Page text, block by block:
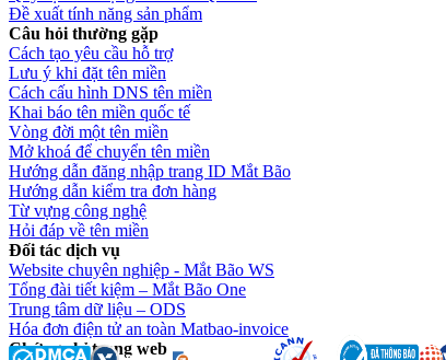
Đề xuất tính năng sản phẩm
Câu hỏi thường gặp
Cách tạo yêu cầu hỗ trợ
Lưu ý khi đặt tên miền
Cách cấu hình DNS tên miền
Khai báo tên miền quốc tế
Vòng đời một tên miền
Mở khoá để chuyển tên miền
Hướng dẫn đăng nhập trang ID Mắt Bão
Hướng dẫn kiểm tra đơn hàng
Từ vựng công nghệ
Hỏi đáp về tên miền
Đối tác dịch vụ
Website chuyên nghiệp - Mắt Bão WS
Tổng đài tiết kiệm – Mắt Bão One
Trung tâm dữ liệu – ODS
Hóa đơn điện tử an toàn Matbao-invoice
Chứng chỉ trang web